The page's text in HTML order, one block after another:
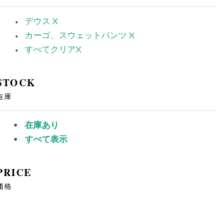
デウス X
カーゴ、スウェットパンツ X
すべてクリアX
庫
在庫あり
すべて表示
格